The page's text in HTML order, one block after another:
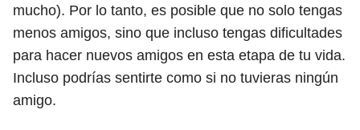
mucho). Por lo tanto, es posible que no solo tengas
menos amigos, sino que incluso tengas dificultades
para hacer nuevos amigos en esta etapa de tu vida.
Incluso podrías sentirte como si no tuvieras ningún
amigo.